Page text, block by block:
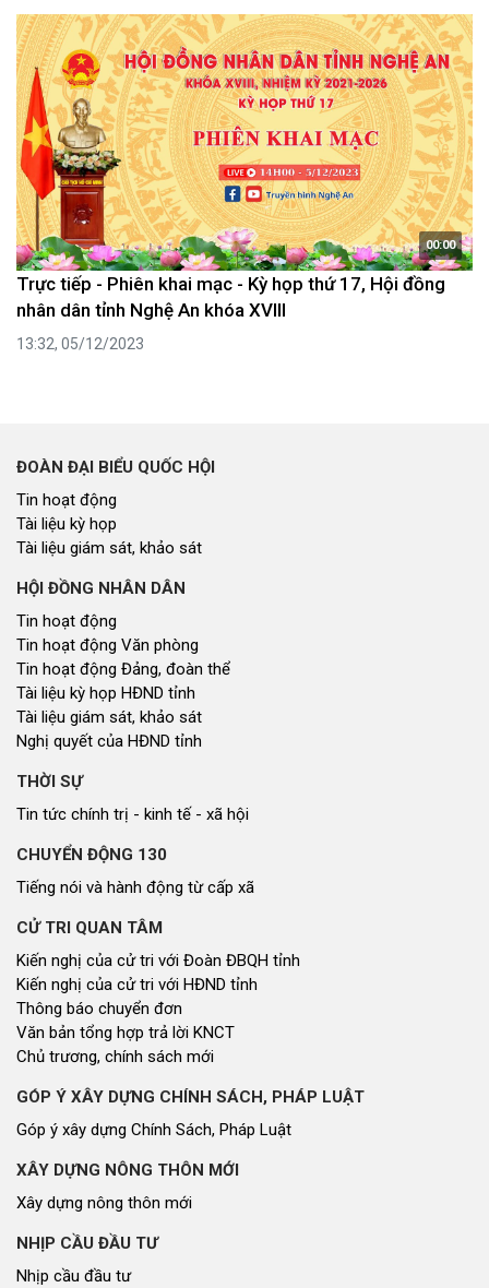
00:00
Trực tiếp - Phiên khai mạc - Kỳ họp thứ 17, Hội đồng
nhân dân tỉnh Nghệ An khóa XVIII
13:32, 05/12/2023
ĐOÀN ĐẠI BIỂU QUỐC HỘI
Tin hoạt động
Tài liệu kỳ họp
Tài liệu giám sát, khảo sát
HỘI ĐỒNG NHÂN DÂN
Tin hoạt động
Tin hoạt động Văn phòng
Tin hoạt động Đảng, đoàn thể
Tài liệu kỳ họp HĐND tỉnh
Tài liệu giám sát, khảo sát
Nghị quyết của HĐND tỉnh
THỜI SỰ
Tin tức chính trị - kinh tế - xã hội
CHUYỂN ĐỘNG 130
Tiếng nói và hành động từ cấp xã
CỬ TRI QUAN TÂM
Kiến nghị của cử tri với Đoàn ĐBQH tỉnh
Kiến nghị của cử tri với HĐND tỉnh
Thông báo chuyển đơn
Văn bản tổng hợp trả lời KNCT
Chủ trương, chính sách mới
GÓP Ý XÂY DỰNG CHÍNH SÁCH, PHÁP LUẬT
Góp ý xây dựng Chính Sách, Pháp Luật
XÂY DỰNG NÔNG THÔN MỚI
Xây dựng nông thôn mới
NHỊP CẦU ĐẦU TƯ
Nhịp cầu đầu tư